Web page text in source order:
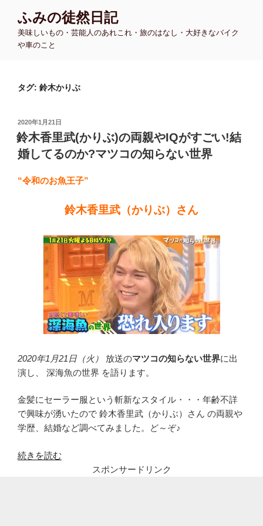
ふみの徒然日記
美味しいもの・芸能人のあれこれ・旅のはなし・大好きなバイク
や車のこと
タグ: 鈴木かりぶ
投
稿
日:
2020年1月21日
鈴木香里武(かりぶ)の両親やIQがすごい!結
婚してるのか?マツコの知らない世界
“令和のお魚王子”
鈴木香里武（かりぶ）さん
2020年1月21日（火） 放送のマツコの知らない世界に出
演し、 深海魚の世界 を語ります。
金髪にセーラー服という斬新なスタイル・・・年齢不詳
で興味が湧いたので 鈴木香里武（かりぶ）さん の両親や
学歴、結婚など調べてみました。ど～ぞ♪
“鈴
続きを読む
スポンサードリンク